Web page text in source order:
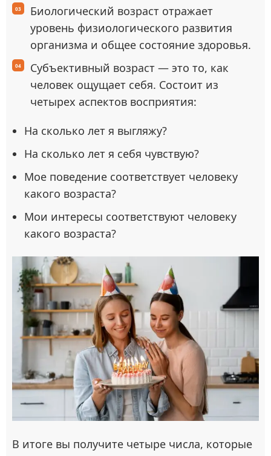
Биологический возраст отражает
уровень физиологического развития
организма и общее состояние здоровья.
Субъективный возраст — это то, как
человек ощущает себя. Состоит из
четырех аспектов восприятия:
На сколько лет я выгляжу?
На сколько лет я себя чувствую?
Мое поведение соответствует человеку
какого возраста?
Мои интересы соответствуют человеку
какого возраста?
В итоге вы получите четыре числа, которые